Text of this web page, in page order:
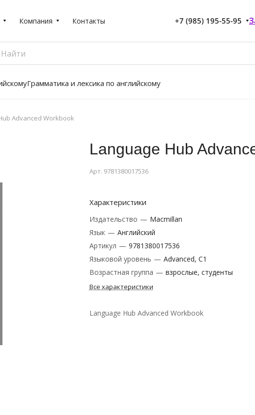
Компания Контакты +7 (985) 195-55-95
Грамматика и лексика по английскому
Advanced Workbook
Language Hub
Арт. 9781380017536
Характеристики
Издательство — Macmillan
Язык — Английский
Артикул — 9781380017536
Языковой уровень — Advanced, C1
Возрастная группа — взрослые, студенты
Все характеристики
Language Hub Advanced Workbook